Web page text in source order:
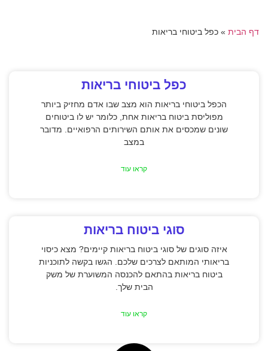
דף הבית » כפל ביטוחי בריאות
כפל ביטוחי בריאות
הכפל ביטוחי בריאות הוא מצב שבו אדם מחזיק ביותר
מפוליסת ביטוח בריאות אחת, כלומר יש לו ביטוחים
שונים שמכסים את אותם השירותים הרפואיים. מדובר
במצב
קראו עוד
סוגי ביטוח בריאות
איזה סוגים של סוגי ביטוח בריאות קיימים? מצא כיסוי
בריאותי המותאם לצרכים שלכם. הגשו בקשה לתוכניות
ביטוח בריאות בהתאם להכנסה המשוערת של משק
הבית שלך.
קראו עוד